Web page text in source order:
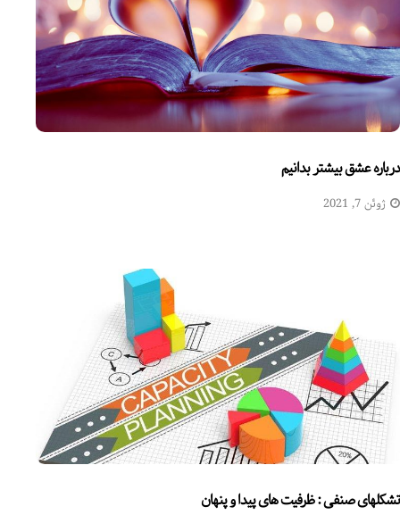
درباره عشق بیشتر بدانیم
ژوئن 7, 2021
تشکلهای صنفی : ظرفيت های پیدا و پنهان